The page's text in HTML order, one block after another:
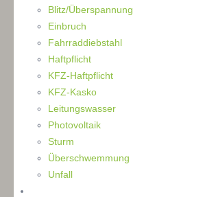
Blitz/Überspannung
Einbruch
Fahrraddiebstahl
Haftpflicht
KFZ-Haftpflicht
KFZ-Kasko
Leitungswasser
Photovoltaik
Sturm
Überschwemmung
Unfall